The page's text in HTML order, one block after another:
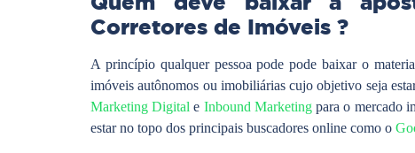
Corretores de Imóveis ?
A princípio qualquer pessoa pode pode baixar o
imóveis autônomos ou imobiliárias cujo objetivo seja
Marketing Digital e Inbound Marketingpara o mercado
estar no topo dos principais buscadores online como o